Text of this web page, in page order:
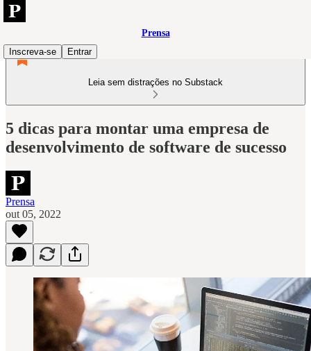
Prensa
Inscreva-se
Entrar
Leia sem distrações no Substack
5 dicas para montar uma empresa de
desenvolvimento de software de sucesso
Prensa
out 05, 2022